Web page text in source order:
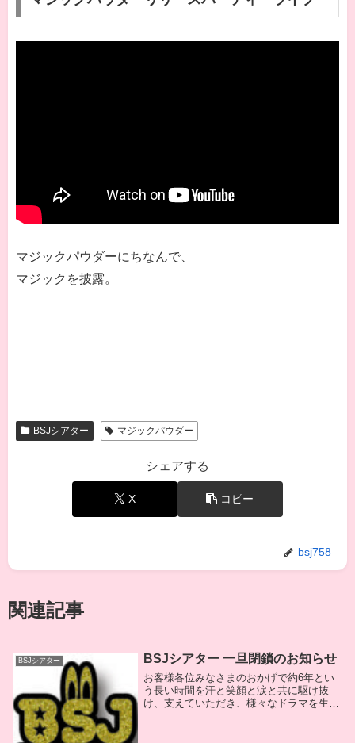
マジックパウダーにちなんで、
マジックを披露。
BSJシアター マジックパウダー
シェアする
X コピー
bsj758
関連記事
BSJシアター BSJシアター 一旦閉鎖のお知らせ
お客様各位みなさまのおかげで約6年とい
う長い時間を汗と笑顔と涙と共に駆け抜
け、支えていただき、様々なドラマを生み